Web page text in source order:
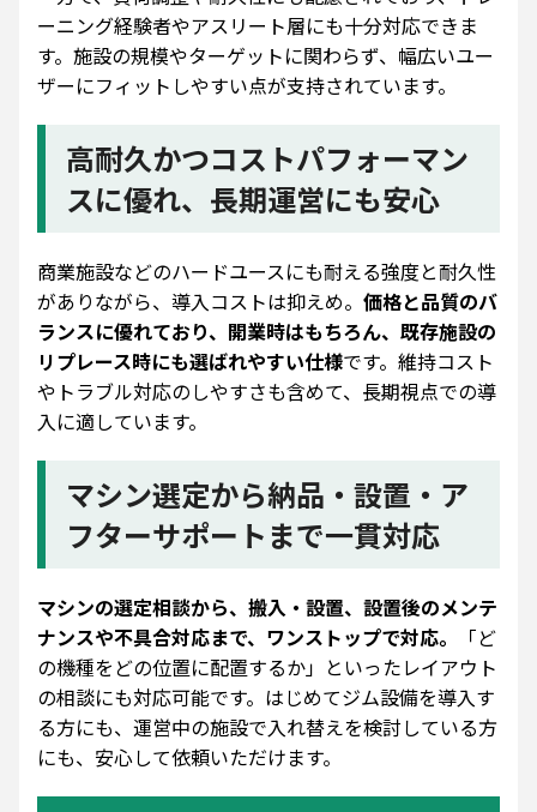
ーニング経験者やアスリート層にも十分対応できま
す。施設の規模やターゲットに関わらず、幅広いユー
ザーにフィットしやすい点が支持されています。
高耐久かつコストパフォーマン
スに優れ、長期運営にも安心
商業施設などのハードユースにも耐える強度と耐久性
がありながら、導入コストは抑えめ。 価格と品質のバ
ランスに優れており、開業時はもちろん、既存施設の
リプレース時にも選ばれやすい仕様です。維持コスト
やトラブル対応のしやすさも含めて、長期視点での導
入に適しています。
マシン選定から納品・設置・ア
フターサポートまで一貫対応
マシンの選定相談から、搬入・設置、設置後のメンテ
ナンスや不具合対応まで、ワンストップで対応。
「ど
の機種をどの位置に配置するか」といったレイアウト
の相談にも対応可能です。はじめてジム設備を導入す
る方にも、運営中の施設で入れ替えを検討している方
にも、安心して依頼いただけます。